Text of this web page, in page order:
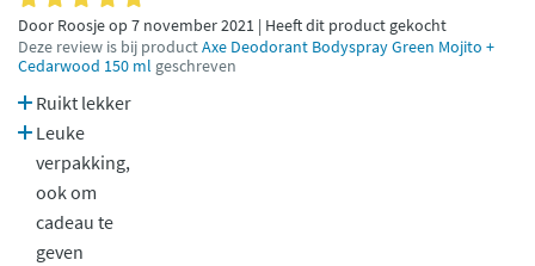
Door Roosje op 7 november 2021 | Heeft dit product gekocht
Deze review is bij productAxe Deodorant Bodyspray Green Mojito +
Cedarwood 150 ml geschreven
Ruikt lekker
Leuke
verpakking,
ook om
cadeau te
geven